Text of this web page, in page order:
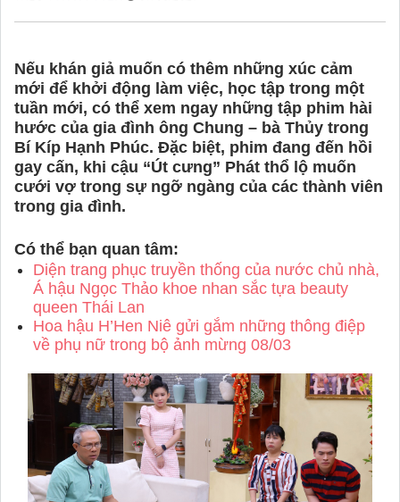
Nếu khán giả muốn có thêm những xúc cảm
mới để khởi động làm việc, học tập trong một
tuần mới, có thể xem ngay những tập phim hài
hước của gia đình ông Chung – bà Thủy trong
Bí Kíp Hạnh Phúc. Đặc biệt, phim đang đến hồi
gay cấn, khi cậu “Út cưng” Phát thổ lộ muốn
cưới vợ trong sự ngỡ ngàng của các thành viên
trong gia đình.
Có thể bạn quan tâm:
Diện trang phục truyền thống của nước chủ nhà,
Á hậu Ngọc Thảo khoe nhan sắc tựa beauty
queen Thái Lan
Hoa hậu H’Hen Niê gửi gắm những thông điệp
về phụ nữ trong bộ ảnh mừng 08/03